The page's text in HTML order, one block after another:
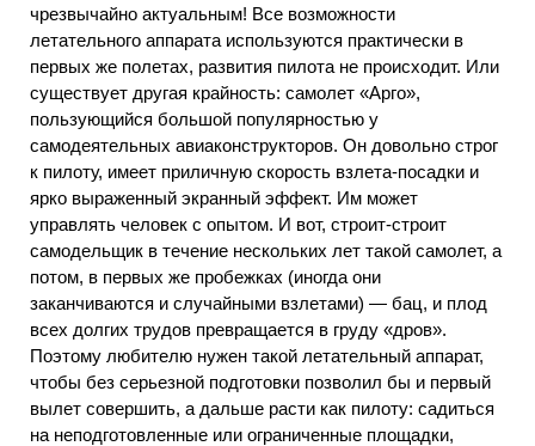
чрезвычайно актуальным! Все возможности
летательного аппарата используются практически в
первых же полетах, развития пилота не происходит. Или
существует другая крайность: самолет «Арго»,
пользующийся большой популярностью у
самодеятельных авиаконструкторов. Он довольно строг
к пилоту, имеет приличную скорость взлета-посадки и
ярко выраженный экранный эффект. Им может
управлять человек с опытом. И вот, строит-строит
самодельщик в течение нескольких лет такой самолет, а
потом, в первых же пробежках (иногда они
заканчиваются и случайными взлетами) — бац, и плод
всех долгих трудов превращается в груду «дров».
Поэтому любителю нужен такой летательный аппарат,
чтобы без серьезной подготовки позволил бы и первый
вылет совершить, а дальше расти как пилоту: садиться
на неподготовленные или ограниченные площадки,